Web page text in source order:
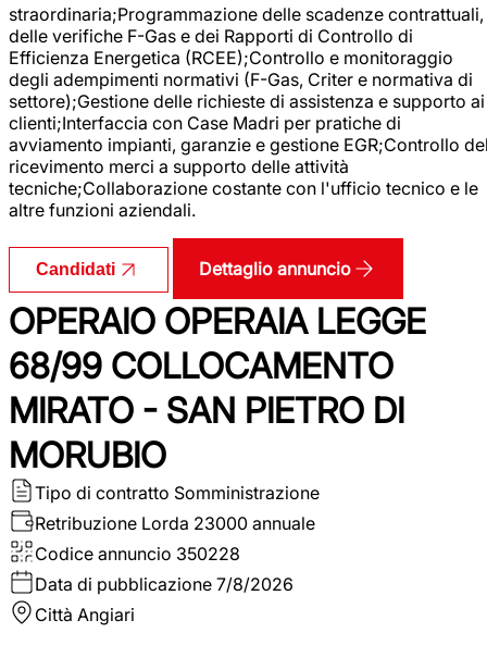
straordinaria;Programmazione delle scadenze contrattuali,
delle verifiche F-Gas e dei Rapporti di Controllo di
Efficienza Energetica (RCEE);Controllo e monitoraggio
degli adempimenti normativi (F-Gas, Criter e normativa di
settore);Gestione delle richieste di assistenza e supporto ai
clienti;Interfaccia con Case Madri per pratiche di
avviamento impianti, garanzie e gestione EGR;Controllo
ricevimento merci a supporto delle attività
tecniche;Collaborazione costante con l'ufficio tecnico e le
altre funzioni aziendali.
Candidati Dettaglio annuncio
OPERAIO OPERAIA LEGGE
68/99 COLLOCAMENTO
MIRATO - SAN PIETRO DI
MORUBIO
Tipo di contratto Somministrazione
Retribuzione Lorda 23000 annuale
Codice annuncio 350228
Data di pubblicazione 7/8/2026
Città Angiari